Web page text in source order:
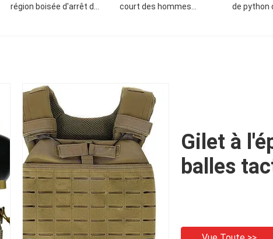
région boisée d'arrêt de
court des hommes
de python
Gilet à
balles